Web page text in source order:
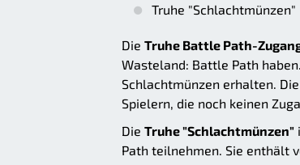
Truhe "Schlachtmünzen"
Die Truhe Battle Path-
Wasteland: Battle Path
Schlachtmünzen erhalten.
Spielern, die noch keinen
Die Truhe "Schlachtmünzen"
Path teilnehmen. Sie enthält